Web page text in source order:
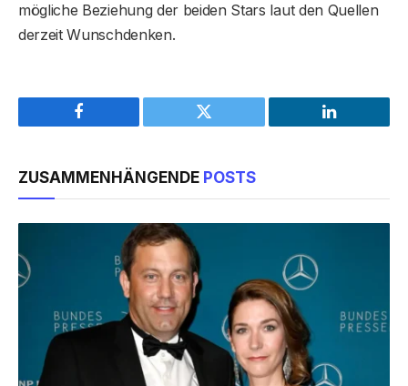
mögliche Beziehung der beiden Stars laut den Quellen
derzeit Wunschdenken.
Facebook Twitter LinkedIn
ZUSAMMENHÄNGENDE POSTS